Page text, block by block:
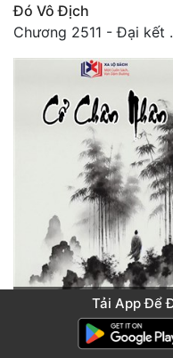
Đó Vô Địch
Chương 2511 -
2 năm trước
Cổ Chân Nhân (Dịch)
Tải App Để